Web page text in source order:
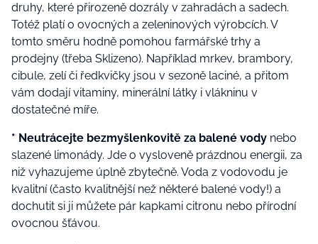
druhy, které přirozeně dozrály v zahradách a sadech.
Totéž platí o ovocných a zeleninových výrobcích. V
tomto směru hodně pomohou farmářské trhy a
prodejny (třeba Sklizeno). Například mrkev, brambory,
cibule, zelí či ředkvičky jsou v sezoně laciné, a přitom
vám dodají vitaminy, minerální látky i vlákninu v
dostatečné míře.
* Neutrácejte bezmyšlenkovitě za balené vody nebo
slazené limonády. Jde o vysloveně prázdnou energii, za
niž vyhazujeme úplně zbytečně. Voda z vodovodu je
kvalitní (často kvalitnější než některé balené vody!) a
dochutit si ji můžete pár kapkami citronu nebo přírodní
ovocnou šťávou.